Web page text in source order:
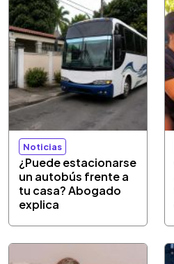
Noticias
¿Puede estacionarse
un autobús frente a
tu casa? Abogado
explica